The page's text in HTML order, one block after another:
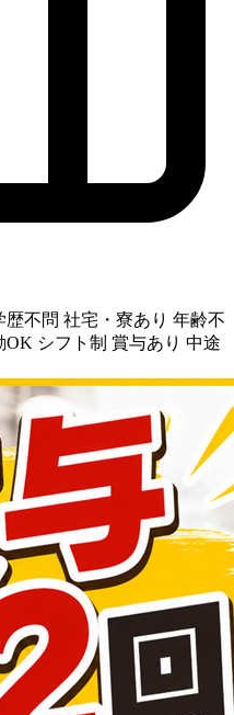
歴不問 社宅・寮あり 年齢不
OK シフト制 賞与あり 中途